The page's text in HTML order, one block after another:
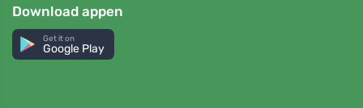
Download appen
Get it on
Google Play